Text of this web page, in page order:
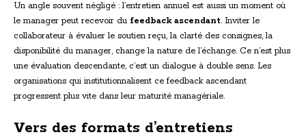
Un angle souvent négligé : l’entretien annuel est aussi un moment où
le manager peut recevoir du feedback ascendant. Inviter le
collaborateur à évaluer le soutien reçu, la clarté des consignes, la
disponibilité du manager, change la nature de l’échange. Ce n’est plus
une évaluation descendante, c’est un dialogue à double sens. Les
organisations qui institutionnalisent ce feedback ascendant
progressent plus vite dans leur maturité managériale.
Vers des formats d’entretiens